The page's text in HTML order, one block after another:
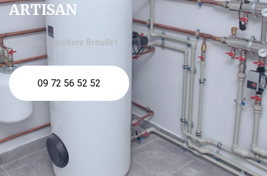
ARTISAN
Entretien chaudière Breuillet
09 72 56 52 52